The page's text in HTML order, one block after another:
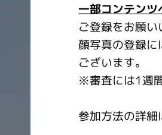
一部コンテン
ご登録をお願い
顔写真の登録
ございます。
※審査には1週
参加方法の詳細